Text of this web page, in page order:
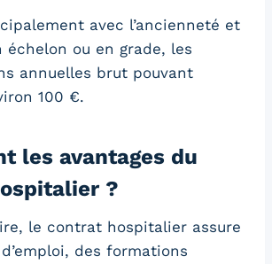
avec l’ancienneté et
échelon ou en grade, les
annuelles brut pouvant
100 €.
les avantages du
?
le contrat hospitalier assure
des formations